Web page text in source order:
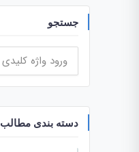
جستجو
جستجو
برای:
دسته بندی مطالب